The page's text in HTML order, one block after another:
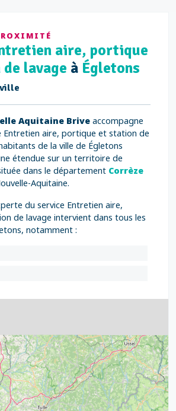
aire, portique
lavage à Égletons
Aquitaine Brive accompagne
Entretien aire, portique et station de
de la ville de Égletons
étendue sur un territoire de
dans le département Corrèze
Aquitaine.
du service Entretien aire,
de lavage intervient dans tous les
notamment :
4
32
39